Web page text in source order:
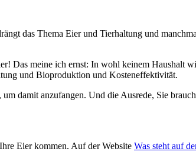
das Thema Eier und Tierhaltung und
Das meine ich ernst: In wohl keinem Haushalt
und Bioproduktion und Kosteneffektivität.
damit anzufangen. Und die Ausrede, Sie
Eier kommen. Auf der Website Was steht auf